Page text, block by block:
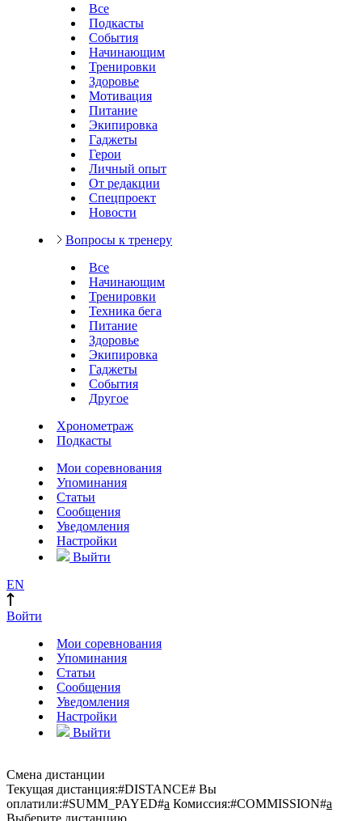
Все
Подкасты
События
Начинающим
Тренировки
Здоровье
Мотивация
Питание
Экипировка
Гаджеты
Герои
Личный опыт
От редакции
Спецпроект
Новости
Вопросы к тренеру
Все
Начинающим
Тренировки
Техника бега
Питание
Здоровье
Экипировка
Гаджеты
События
Другое
Хронометраж
Подкасты
Мои соревнования
Упоминания
Статьи
Сообщения
Уведомления
Настройки
Выйти
EN
Войти
Мои соревнования
Упоминания
Статьи
Сообщения
Уведомления
Настройки
Выйти
Смена дистанции
Текущая дистанция:#DISTANCE# Вы
оплатили:#SUMM_PAYED#a Комиссия:#COMMISSION#a
Выберите дистанцию